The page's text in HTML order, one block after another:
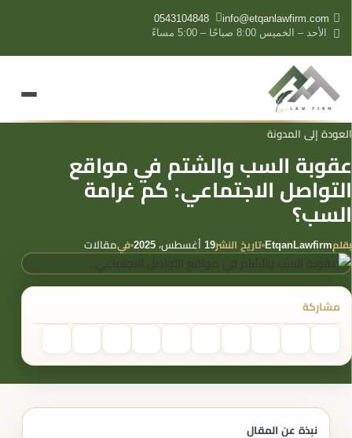
info@etqanlawfirm.com
0543104848
الأحد – الخميس 8:00 صباحًا – 5:00 مساءً
العودة إلى المدونة
عقوبة السب والشتم في مواقع
التواصل الاجتماعي: كم غرامة
السب؟
بقلمEtqanLawfirm تاريخ النشر19 أغسطس، 2025 فيمقالات
مشاركة
نبذة عن المقال